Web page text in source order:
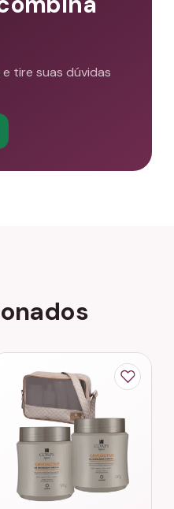
tire suas dúvidas